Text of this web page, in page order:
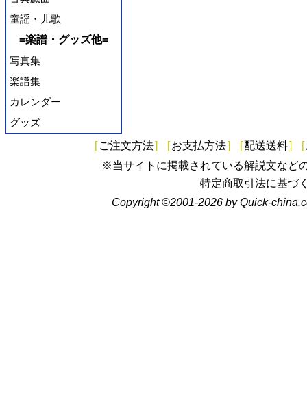
童謡・儿歌
=楽譜・グッズ他=
写真集
楽譜集
カレンダー
グッズ
[ ご注文方法] [お支払方法] [配送送料] [
※当サイトに掲載されている解説文など
特定商取引法に基づ
Copyright ©2001-2026 by Quick-